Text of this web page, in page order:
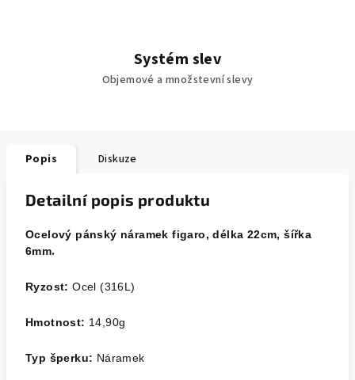
Systém slev
Objemové a množstevní slevy
Popis Diskuze
Detailní popis produktu
Ocelový pánský náramek figaro, délka 22cm, šířka
6mm.
Ryzost:Ocel (316L)
Hmotnost: 14 ,90g
Typ šperku: Náramek